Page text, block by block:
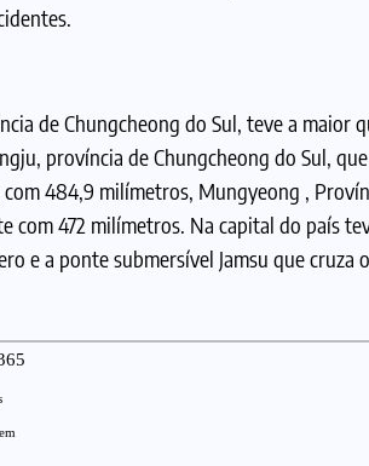
de Chungcheong do Sul, teve a
província de Chungcheong do Sul,
484,9 milímetros, Mungyeong ,
com 472 milímetros. Na capital do país
e a ponte submersível Jamsu que